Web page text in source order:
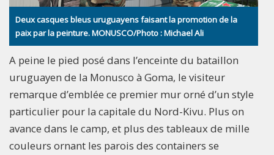
Deux casques bleus uruguayens faisant la promotion de la
paix par la peinture. MONUSCO/Photo : Michael Ali
A peine le pied posé dans l’enceinte du bataillon
uruguayen de la Monusco à Goma, le visiteur
remarque d’emblée ce premier mur orné d’un style
particulier pour la capitale du Nord-Kivu. Plus on
avance dans le camp, et plus des tableaux de mille
couleurs ornant les parois des containers se